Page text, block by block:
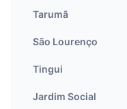
Tarumã
São Lourenço
Tingui
Jardim Social